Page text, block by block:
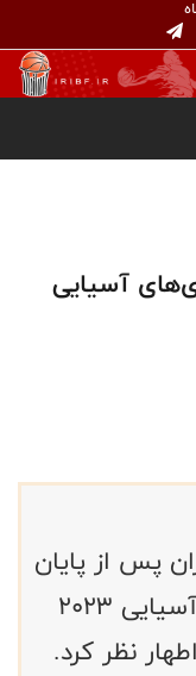
آسیایی
پس از پایان
مسابقات بسکتبال بازی های آسیایی ۲۰۲۳
نظر کرد.